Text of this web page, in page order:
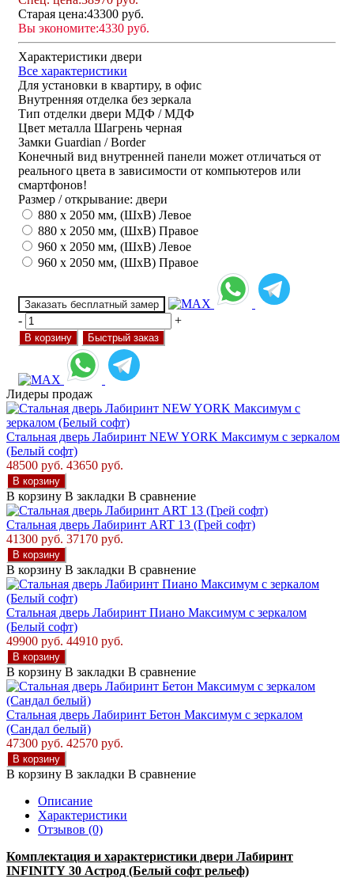
Старая цена:43300 руб.
Вы экономите:4330 руб.
Характеристики двери
Все характеристики
Для установки в квартиру, в офис
Внутренняя отделка без зеркала
Тип отделки двери МДФ / МДФ
Цвет металла Шагрень черная
Замки Guardian / Border
Конечный вид внутренней панели может отличаться от
реального цвета в зависимости от компьютеров или
смартфонов!
Размер / открывание: двери
880 х 2050 мм, (ШхВ) Левое
880 х 2050 мм, (ШхВ) Правое
960 х 2050 мм, (ШхВ) Левое
960 х 2050 мм, (ШхВ) Правое
Заказать бесплатный замер
- +
В корзину Быстрый заказ
Лидеры продаж
Стальная дверь Лабиринт NEW YORK Максимум с зеркалом
(Белый софт)
48500 руб. 43650 руб.
В корзину
В корзину В закладки В сравнение
Стальная дверь Лабиринт ART 13 (Грей софт)
41300 руб. 37170 руб.
В корзину
В корзину В закладки В сравнение
Стальная дверь Лабиринт Пиано Максимум с зеркалом
(Белый софт)
49900 руб. 44910 руб.
В корзину
В корзину В закладки В сравнение
Стальная дверь Лабиринт Бетон Максимум с зеркалом
(Сандал белый)
47300 руб. 42570 руб.
В корзину
В корзину В закладки В сравнение
Описание
Характеристики
Отзывов (0)
Комплектация и характеристики двери Лабиринт
INFINITY 30 Астрод (Белый софт рельеф)